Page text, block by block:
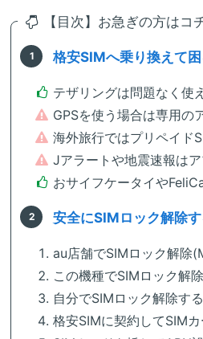
【目次】お急ぎの方はコ
格安SIMへ乗り換えて困
テザリングは問題なく使
GPSを使う場合は専用の
海外旅行ではプリペイド
Jアラートや地震速報は
おサイフケータイや
安全にSIMロック解除す
au店舗でSIMロック解除
この機種でSIMロック解
自分でSIMロック解除す
格安SIMに契約してSIM